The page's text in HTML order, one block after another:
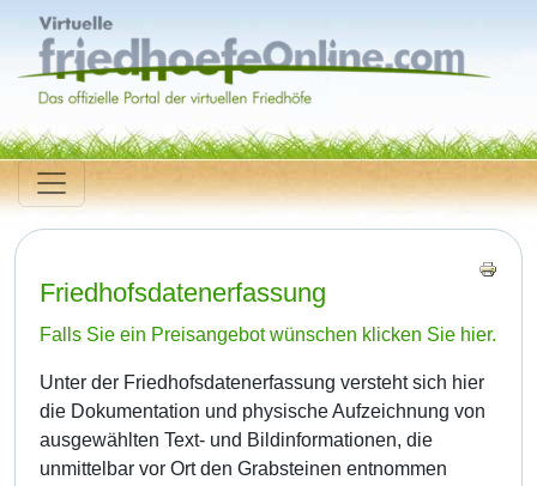
Friedhofsdatenerfassung
Falls Sie ein Preisangebot wünschen klicken Sie hier.
Unter der Friedhofsdatenerfassung versteht sich hier
die Dokumentation und physische Aufzeichnung von
ausgewählten Text- und Bildinformationen, die
unmittelbar vor Ort den Grabsteinen entnommen